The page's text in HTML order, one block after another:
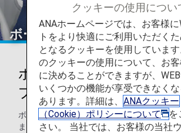
ボーイング787-8（788）
ボーイング787-8 (788)シ
プ
ボーイング787-8 (788)のシートマップにつ
ます。
クッキーの使用につい
ANAホームページでは、お客様に
トをより快適にご利用いただく
となるクッキーを使用していま
のクッキーの使用について、お
に決めることができますが、
いくつかの機能が享受できなく
あります。詳細は、 ANAクッキー
（Cookie）ポリシーについて
を
さい。 当社では、お客様の当社